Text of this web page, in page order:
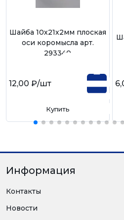
Шайба 10х21х2мм плоская
оси коромысла арт.
293340
12,00 ₽/шт
Купить
Информация
Контакты
Новости